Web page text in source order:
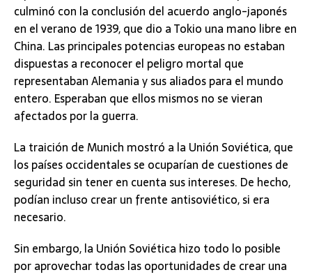
culminó con la conclusión del acuerdo anglo-japonés
en el verano de 1939, que dio a Tokio una mano libre en
China. Las principales potencias europeas no estaban
dispuestas a reconocer el peligro mortal que
representaban Alemania y sus aliados para el mundo
entero. Esperaban que ellos mismos no se vieran
afectados por la guerra.
La traición de Munich mostró a la Unión Soviética, que
los países occidentales se ocuparían de cuestiones de
seguridad sin tener en cuenta sus intereses. De hecho,
podían incluso crear un frente antisoviético, si era
necesario.
Sin embargo, la Unión Soviética hizo todo lo posible
por aprovechar todas las oportunidades de crear una